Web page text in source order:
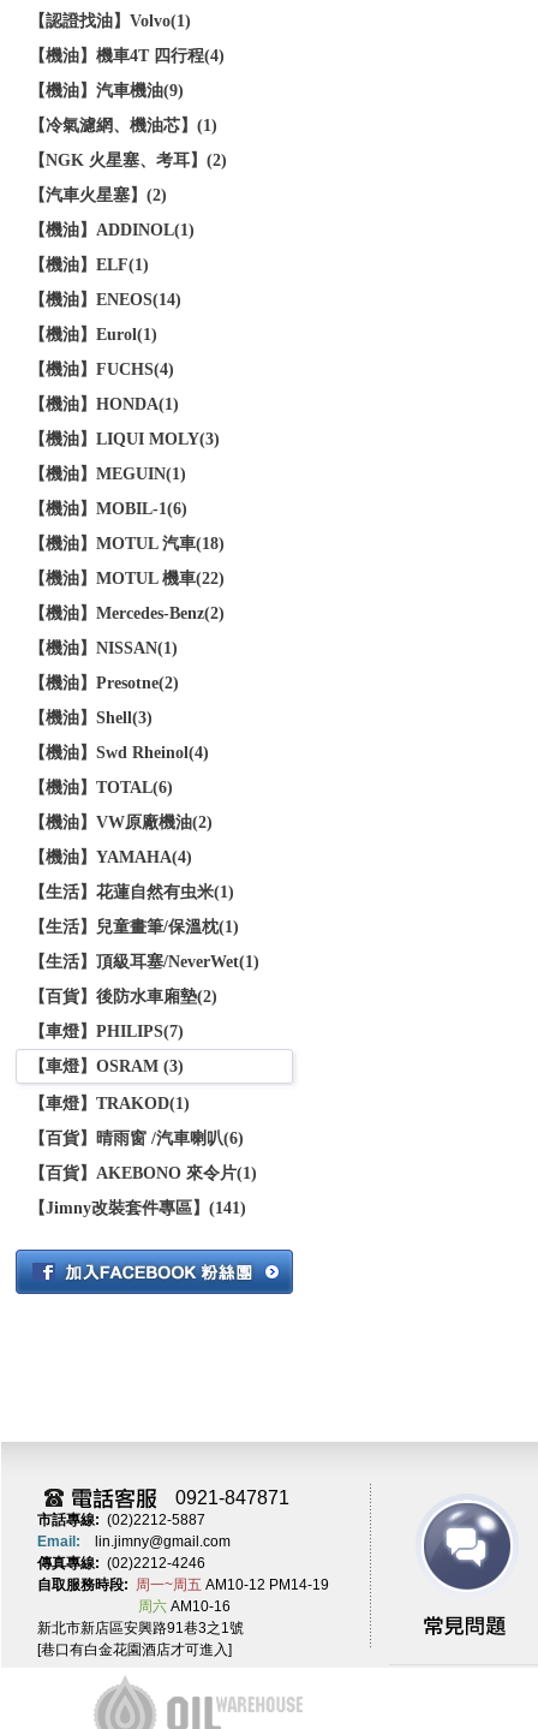
【認證找油】Volvo(1)
【機油】機車4T 四行程(4)
【機油】汽車機油(9)
【冷氣濾網、機油芯】(1)
【NGK 火星塞、考耳】(2)
【汽車火星塞】(2)
【機油】ADDINOL(1)
【機油】ELF(1)
【機油】ENEOS(14)
【機油】Eurol(1)
【機油】FUCHS(4)
【機油】HONDA(1)
【機油】LIQUI MOLY(3)
【機油】MEGUIN(1)
【機油】MOBIL-1(6)
【機油】MOTUL 汽車(18)
【機油】MOTUL 機車(22)
【機油】Mercedes-Benz(2)
【機油】NISSAN(1)
【機油】Presotne(2)
【機油】Shell(3)
【機油】Swd Rheinol(4)
【機油】TOTAL(6)
【機油】VW原廠機油(2)
【機油】YAMAHA(4)
【生活】花蓮自然有虫米(1)
【生活】兒童畫筆/保溫枕(1)
【生活】頂級耳塞/NeverWet(1)
【百貨】後防水車廂墊(2)
【車燈】PHILIPS(7)
【車燈】OSRAM (3)
【車燈】TRAKOD(1)
【百貨】晴雨窗 /汽車喇叭(6)
【百貨】AKEBONO 來令片(1)
【Jimny改裝套件專區】(141)
0921-847871
市話專線: (02)2212-5887
Email: lin.jimny@gmail.com
傳真專線: (02)2212-4246
自取服務時段: 周一~周五 AM10-12 PM14-19
周六 AM10-16
新北市新店區安興路91巷3之1號
[巷口有白金花園酒店才可進入]